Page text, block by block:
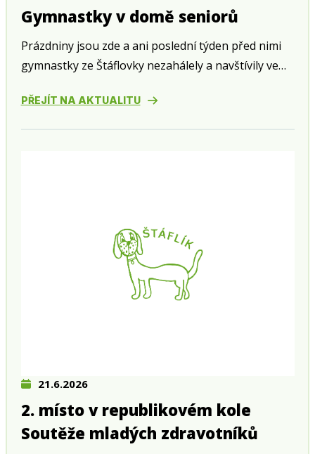
Gymnastky v domě seniorů
Prázdniny jsou zde a ani poslední týden před nimi
gymnastky ze Štáflovky nezahálely a navštívily ve
v Husově ulici.
PŘEJÍT NA AKTUALITU
21.6.2026
2. místo v republikovém kole
Soutěže mladých zdravotníků